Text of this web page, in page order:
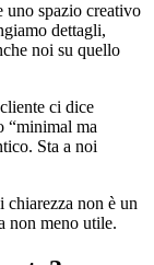
uno spazio creativo
dettagli,
noi su quello
ci dice
“minimal ma
Sta a noi
chiarezza non è un
non meno utile.